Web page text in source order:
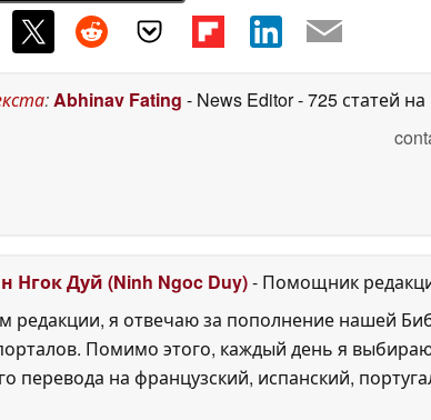
:Abhinav Fating - News Editor- 725 статей
Нгок Дуй (Ninh Ngoc Duy)- Помощник
редакции, я отвечаю за пополнение нашей
Помимо этого, каждый день я
перевода на французский, испанский,